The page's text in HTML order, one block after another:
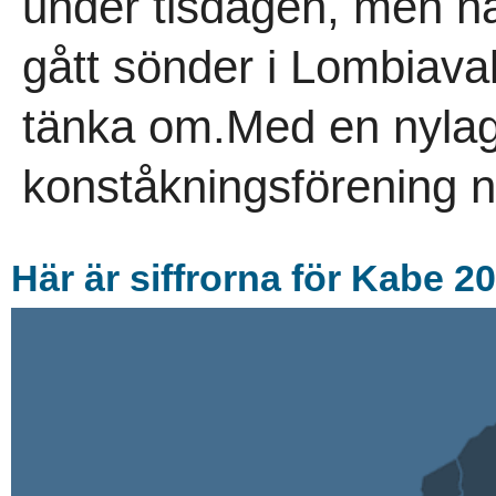
gått sönder i
tänka om.Med en
konståkningsförening
Här är siffrorna för Kabe